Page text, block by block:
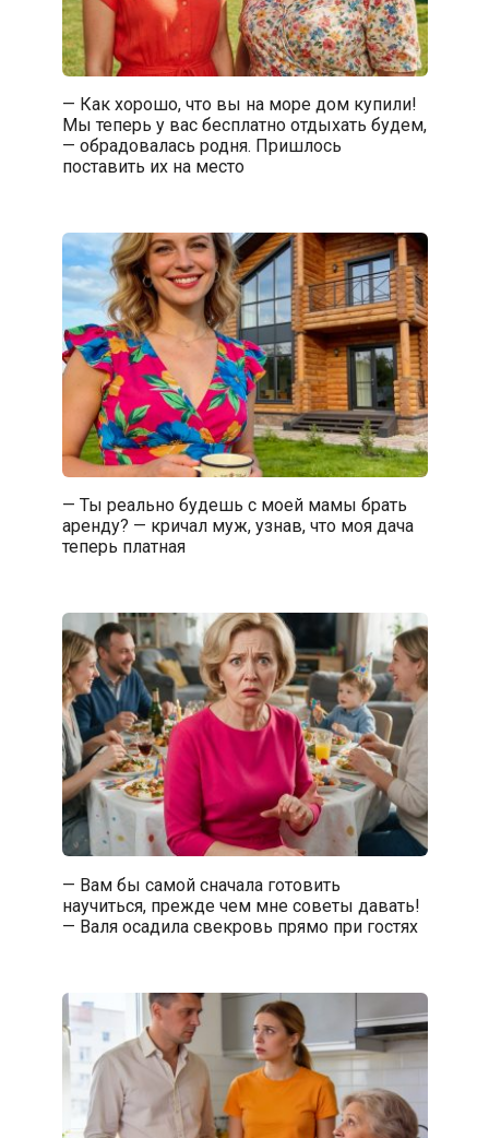
— Как хорошо, что вы на море дом купили!
Мы теперь у вас бесплатно отдыхать будем,
— обрадовалась родня. Пришлось
поставить их на место
— Ты реально будешь с моей мамы брать
аренду? — кричал муж, узнав, что моя дача
теперь платная
— Вам бы самой сначала готовить
научиться, прежде чем мне советы давать!
— Валя осадила свекровь прямо при гостях